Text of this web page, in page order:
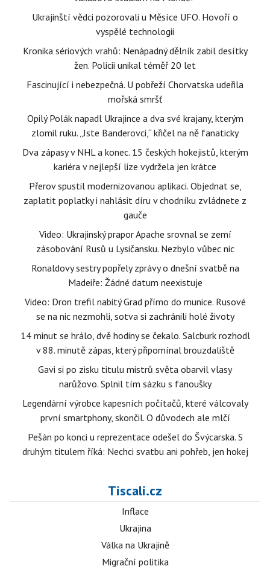
Ukrajinští vědci pozorovali u Měsíce UFO. Hovoří o
vyspělé technologii
Kronika sériových vrahů: Nenápadný dělník zabil desítky
žen. Policii unikal téměř 20 let
Fascinující i nebezpečná. U pobřeží Chorvatska udeřila
mořská smršť
Opilý Polák napadl Ukrajince a dva své krajany, kterým
zlomil ruku. „Jste Banderovci,“ křičel na ně fanaticky
Dva zápasy v NHL a konec. 15 českých hokejistů, kterým
kariéra v nejlepší lize vydržela jen krátce
Přerov spustil modernizovanou aplikaci. Objednat se,
zaplatit poplatky i nahlásit díru v chodníku zvládnete z
gauče
Video: Ukrajinský prapor Apache srovnal se zemí
zásobování Rusů u Lysičansku. Nezbylo vůbec nic
Ronaldovy sestry popřely zprávy o dnešní svatbě na
Madeiře: Žádné datum neexistuje
Video: Dron trefil nabitý Grad přímo do munice. Rusové
se na nic nezmohli, sotva si zachránili holé životy
14 minut se hrálo, dvě hodiny se čekalo. Salcburk rozhodl
v 88. minutě zápas, který připomínal brouzdaliště
Gavi si po zisku titulu mistrů světa obarvil vlasy
narůžovo. Splnil tím sázku s fanoušky
Legendární výrobce kapesních počítačů, které válcovaly
první smartphony, skončil. O důvodech ale mlčí
Pešán po konci u reprezentace odešel do Švýcarska. S
druhým titulem říká: Nechci svatbu ani pohřeb, jen hokej
Tiscali.cz
Inflace
Ukrajina
Válka na Ukrajině
Migrační politika